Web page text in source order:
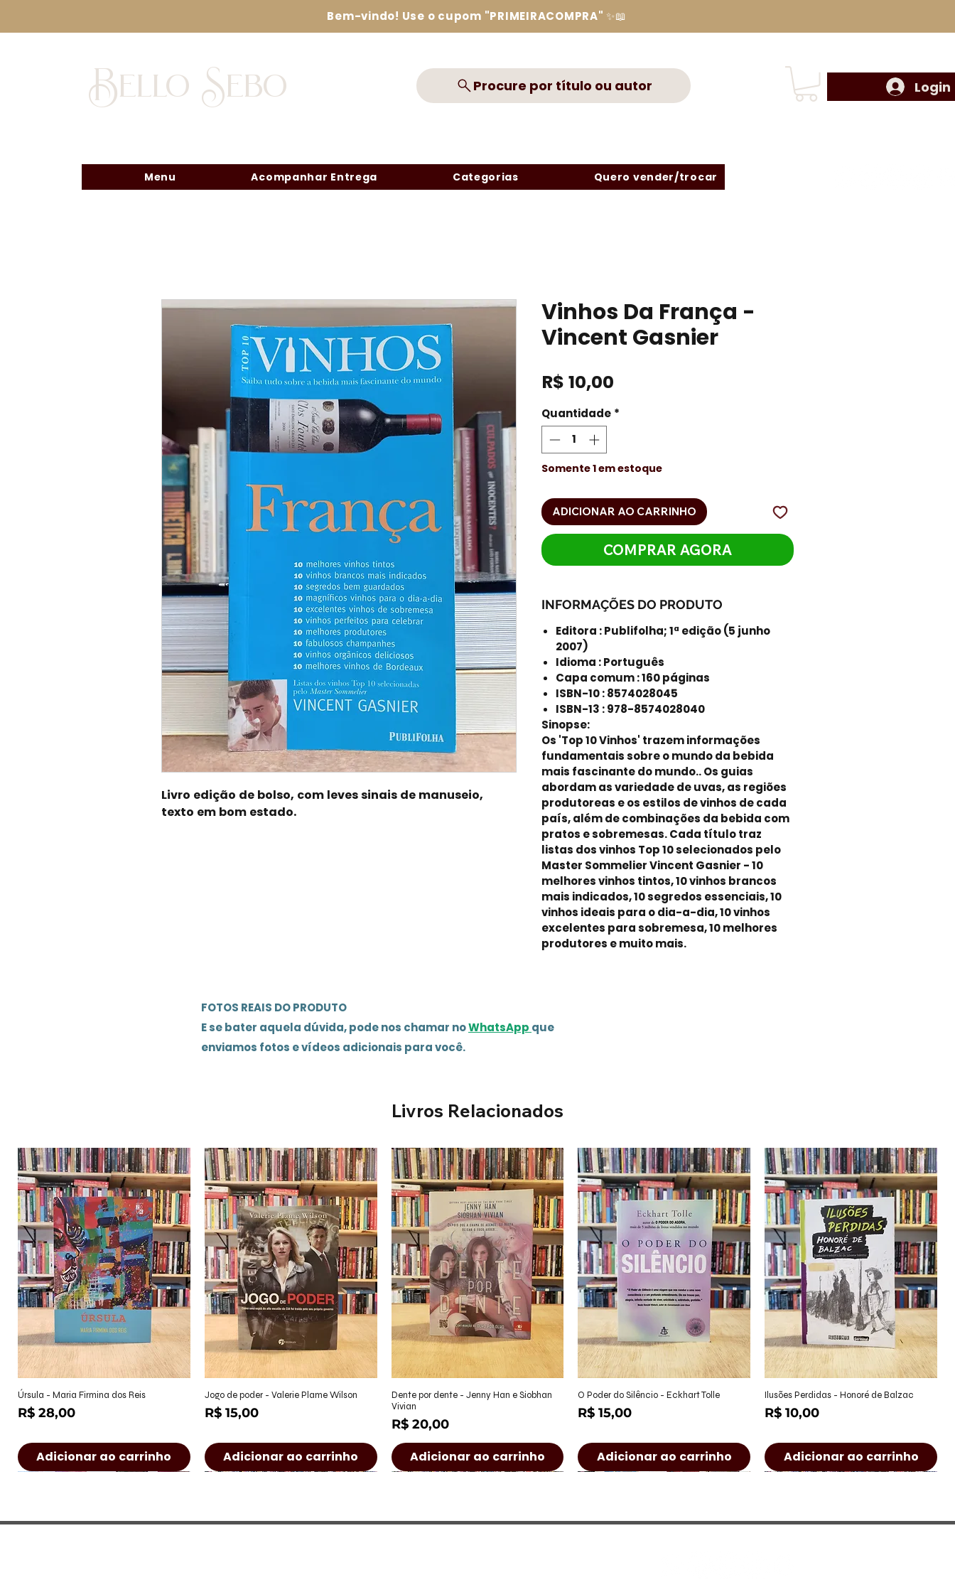
Bem-vindo! Use o cupom "PRIMEIRACOMPRA" ✨📖
Bello Sebo Procure por título ou autor
Menu Acompanhar Entrega Categorias Quero vender/trocar
Login
Livro edição de bolso, com leves sinais de manuseio,
texto em bom estado.
Vinhos Da França -
Vincent Gasnier
R$ 10,00
Quantidade *
Somente 1 em estoque
ADICIONAR AO CARRINHO
COMPRAR AGORA
INFORMAÇÕES DO PRODUTO
Editora : Publifolha; 1ª edição (5 junho
2007)
Idioma : Português
Capa comum : 160 páginas
ISBN-10 : 8574028045
ISBN-13 : 978-8574028040
Sinopse:
Os 'Top 10 Vinhos' trazem informações
fundamentais sobre o mundo da bebida
mais fascinante do mundo.. Os guias
abordam as variedade de uvas, as regiões
produtoreas e os estilos de vinhos de cada
país, além de combinações da bebida com
pratos e sobremesas. Cada título traz
listas dos vinhos Top 10 selecionados pelo
Master Sommelier Vincent Gasnier - 10
melhores vinhos tintos, 10 vinhos brancos
mais indicados, 10 segredos essenciais, 10
vinhos ideais para o dia-a-dia, 10 vinhos
excelentes para sobremesa, 10 melhores
produtores e muito mais.
FOTOS REAIS DO PRODUTO
E se bater aquela dúvida, pode nos chamar noWhatsApp que
enviamos fotos e vídeos adicionais para você.
Livros Relacionados
Visualização rápida
Úrsula - Maria Firmina dos Reis
Preço
R$ 28,00
Adicionar ao carrinho
Visualização rápida
Jogo de poder - Valerie Plame Wilson
Preço
R$ 15,00
Adicionar ao carrinho
Visualização rápida
Dente por dente - Jenny Han e Siobhan
Vivian
Preço
R$ 20,00
Adicionar ao carrinho
Visualização rápida
O Poder do Silêncio - Eckhart Tolle
Preço
R$ 15,00
Adicionar ao carrinho
Visualização rápida
Ilusões Perdidas - Honoré de Balzac
Preço
R$ 10,00
Adicionar ao carrinho